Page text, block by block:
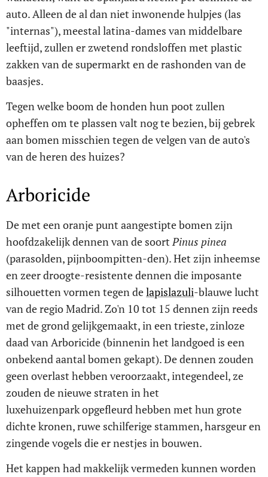
auto. Alleen de al dan niet inwonende hulpjes (las
"internas"), meestal latina-dames van middelbare
leeftijd, zullen er zwetend rondsloffen met plastic
zakken van de supermarkt en de rashonden van de
baasjes.
Tegen welke boom de honden hun poot zullen
opheffen om te plassen valt nog te bezien, bij gebrek
aan bomen misschien tegen de velgen van de auto's
van de heren des huizes?
Arboricide
De met een oranje punt aangestipte bomen zijn
hoofdzakelijk dennen van de soortPinus pinea
(parasolden, pijnboompitten-den). Het zijn inheemse
en zeer droogte-resistente dennen die imposante
silhouetten vormen tegen delapislazuli-blauwe lucht
van de regio Madrid. Zo'n 10 tot 15 dennen zijn reeds
met de grond gelijkgemaakt, in een trieste, zinloze
daad van Arboricide (binnenin het landgoed is een
onbekend aantal bomen gekapt). De dennen zouden
geen overlast hebben veroorzaakt, integendeel, ze
zouden de nieuwe straten in het
luxehuizenparkopgefleurd hebben met hun grote
dichte kronen, ruwe schilferige stammen, harsgeur en
zingende vogels die er nestjes in bouwen.
Het kappen had makkelijk vermeden kunnen worden